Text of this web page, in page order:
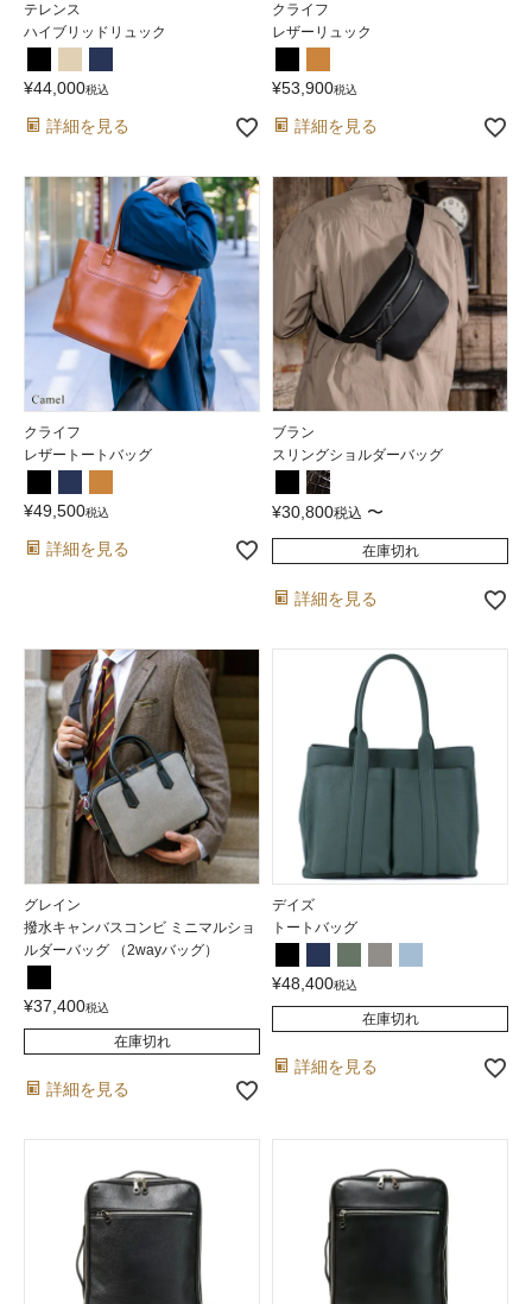
テレンス
ハイブリッドリュック
¥44,000税込
詳細を見る
クライフ
レザーリュック
¥53,900税込
詳細を見る
クライフ
レザートートバッグ
¥49,500税込
詳細を見る
ブラン
スリングショルダーバッグ
¥30,800税込 〜
在庫切れ
詳細を見る
グレイン
撥水キャンバスコンビ ミニマルショ
ルダーバッグ （2wayバッグ）
¥37,400税込
在庫切れ
詳細を見る
デイズ
トートバッグ
¥48,400税込
在庫切れ
詳細を見る